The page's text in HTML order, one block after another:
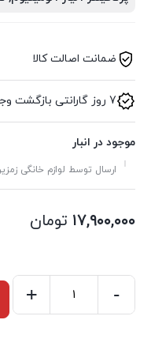
ضمانت اصالت کالا
7 روز گارانتی بازگشت وجه
موجود در انبار
ارسال توسط لوازم خانگی
۱۷,۹۰۰,۰۰۰ تومان
-
+